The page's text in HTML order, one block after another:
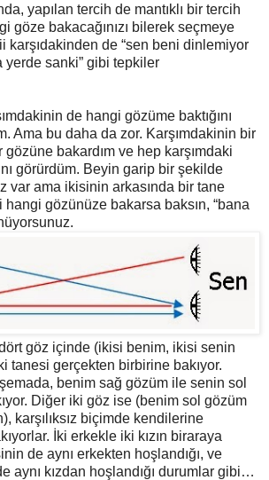
yapılan tercih de mantıklı bir tercih
göze bakacağınızı bilerek seçmeye
karşıdakinden de “sen beni dinlemiyor
yerde sanki” gibi tepkiler
de hangi gözüme baktığını
Ama bu daha da zor. Karşımdakinin bir
bakardım ve hep karşımdaki
görürdüm. Beyin garip bir şekilde
var ama ikisinin arkasında bir tane
hangi gözünüze bakarsa baksın, “bana
göz içinde (ikisi benim, ikisi senin
tanesi gerçekten birbirine bakıyor.
benim sağ gözüm ile senin sol
Diğer iki göz ise (benim sol gözüm
karşılıksız biçimde kendilerine
İki erkekle iki kızın biraraya
de aynı erkekten hoşlandığı, ve
aynı kızdan hoşlandığı durumlar gibi…